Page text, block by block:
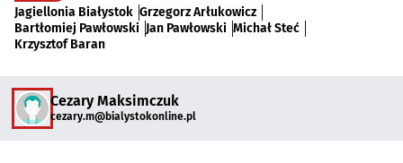
Jagiellonia Białystok Grzegorz Arłukowicz
Bartłomiej Pawłowski Jan Pawłowski Michał Steć
Krzysztof Baran
Cezary Maksimczuk
cezary.m@bialystokonline.pl